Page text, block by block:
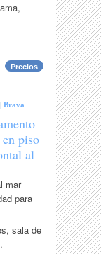
Precios
|Brava
piso
al
mar
para
sala de